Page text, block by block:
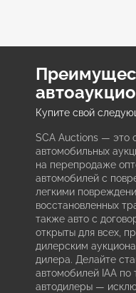
Купите свой
SCA Auctions — это
автомобильных
на перепродаже
автомобилей с
легкими
восстановленных
также авто с
открыты для всех,
дилерским
дилера. Делайте
автомобилей IAA
автодилеры —